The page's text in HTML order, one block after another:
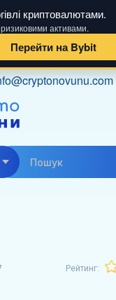
криптовалютами.
активами.
Перейти на Bybit
Рейтинг: